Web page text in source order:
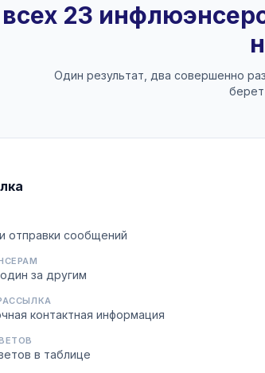
23
Один результат, два совершенно
отправки сообщений
за другим
контактная информация
в таблице